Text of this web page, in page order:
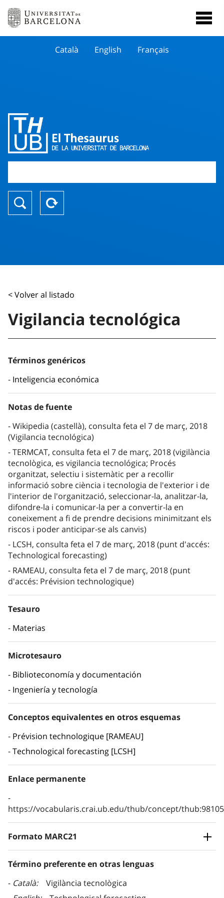
Català English Français
< Volver al listado
Vigilancia tecnológica
Términos genéricos
Inteligencia económica
Notas de fuente
Wikipedia (castellà), consulta feta el 7 de març, 2018
(Vigilancia tecnológica)
TERMCAT, consulta feta el 7 de març, 2018 (vigilància
tecnològica, es vigilancia tecnológica; Procés
organitzat, selectiu i sistemàtic per a recollir
informació sobre ciència i tecnologia de l'exterior i de
l'interior de l'organització, seleccionar-la, analitzar-la,
difondre-la i comunicar-la per a convertir-la en
coneixement a fi de prendre decisions minimitzant els
riscos i poder anticipar-se als canvis)
LCSH, consulta feta el 7 de març, 2018 (punt d'accés:
Technological forecasting)
RAMEAU, consulta feta el 7 de març, 2018 (punt
d'accés: Prévision technologique)
Tesauro
Materias
Microtesauro
Biblioteconomía y documentación
Ingeniería y tecnología
Conceptos equivalentes en otros esquemas
Prévision technologique [RAMEAU]
Technological forecasting [LCSH]
Enlace permanente
https://vocabularis.crai.ub.edu/thub/concept/
Formato MARC21
Término preferente en otras lenguas
Català
Vigilància tecnològica